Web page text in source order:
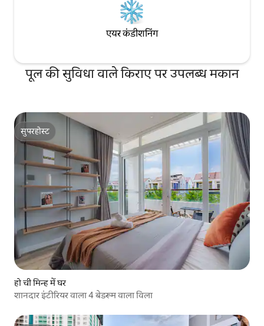
एयर कंडीशनिंग
पूल की सुविधा वाले किराए पर उपलब्ध मकान
सुपरहोस्ट
सुपरहोस्ट
हो ची मिन्ह में घर
शानदार इंटीरियर वाला 4 बेडरूम वाला विला